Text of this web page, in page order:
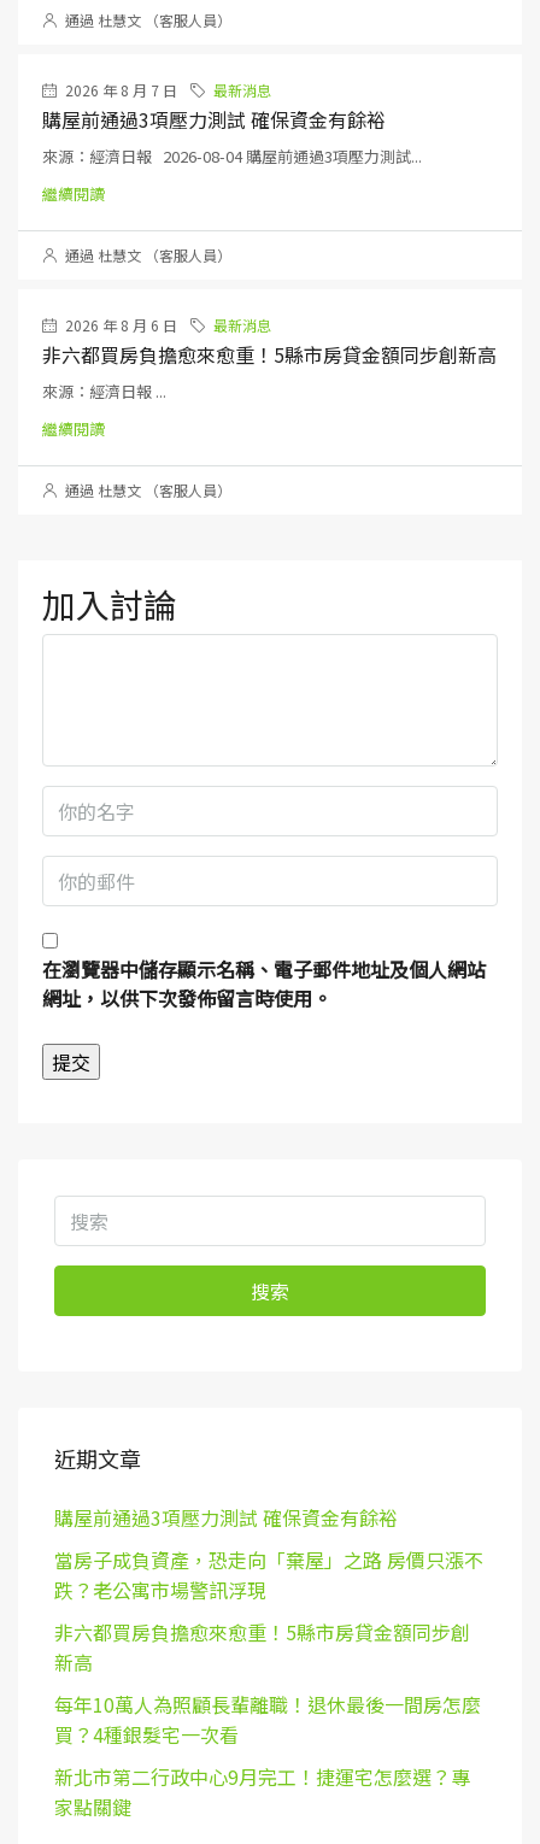
通過 杜慧文 （客服人員）
2026 年 8 月 7 日 最新消息
購屋前通過3項壓力測試 確保資金有餘裕
來源：經濟日報 2026-08-04 購屋前通過3項壓力測試...
繼續閱讀
通過 杜慧文 （客服人員）
2026 年 8 月 6 日 最新消息
非六都買房負擔愈來愈重！5縣市房貸金額同步創新高
來源：經濟日報 ...
繼續閱讀
通過 杜慧文 （客服人員）
加入討論
在瀏覽器中儲存顯示名稱、電子郵件地址及個人網站
網址，以供下次發佈留言時使用。
搜索
近期文章
購屋前通過3項壓力測試 確保資金有餘裕
當房子成負資產，恐走向「棄屋」之路 房價只漲不
跌？老公寓市場警訊浮現
非六都買房負擔愈來愈重！5縣市房貸金額同步創
新高
每年10萬人為照顧長輩離職！退休最後一間房怎麼
買？4種銀髮宅一次看
新北市第二行政中心9月完工！捷運宅怎麼選？專
家點關鍵